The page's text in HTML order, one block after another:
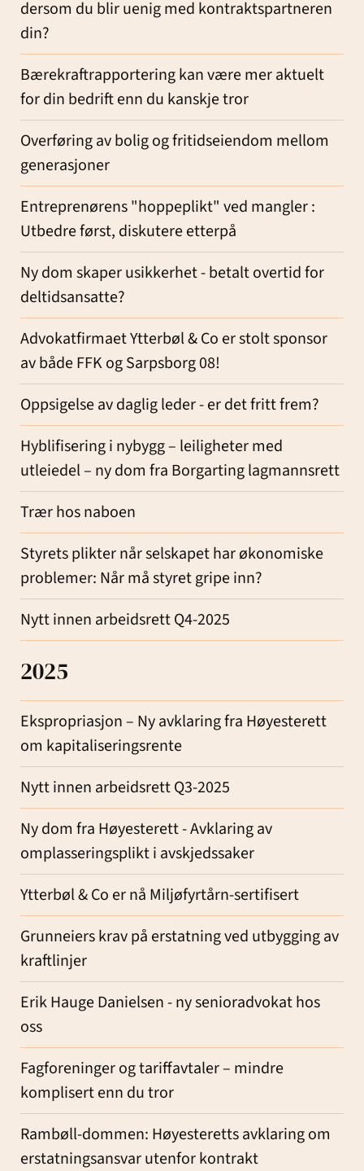
dersom du blir uenig med kontraktspartneren
din?
Bærekraftrapportering kan være mer aktuelt
for din bedrift enn du kanskje tror
Overføring av bolig og fritidseiendom mellom
generasjoner
Entreprenørens "hoppeplikt" ved mangler :
Utbedre først, diskutere etterpå
Ny dom skaper usikkerhet - betalt overtid for
deltidsansatte?
Advokatfirmaet Ytterbøl & Co er stolt sponsor
av både FFK og Sarpsborg 08!
Oppsigelse av daglig leder - er det fritt frem?
Hyblifisering i nybygg – leiligheter med
utleiedel – ny dom fra Borgarting lagmannsrett
Trær hos naboen
Styrets plikter når selskapet har økonomiske
problemer: Når må styret gripe inn?
Nytt innen arbeidsrett Q4-2025
2025
Ekspropriasjon – Ny avklaring fra Høyesterett
om kapitaliseringsrente
Nytt innen arbeidsrett Q3-2025
Ny dom fra Høyesterett - Avklaring av
omplasseringsplikt i avskjedssaker
Ytterbøl & Co er nå Miljøfyrtårn-sertifisert
Grunneiers krav på erstatning ved utbygging av
kraftlinjer
Erik Hauge Danielsen - ny senioradvokat hos
oss
Fagforeninger og tariffavtaler – mindre
komplisert enn du tror
Rambøll-dommen: Høyesteretts avklaring om
erstatningsansvar utenfor kontrakt